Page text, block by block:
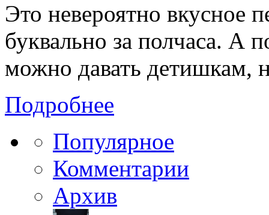
Это невероятно вкусное
буквально за полчаса. А
можно давать детишкам,
Подробнее
Популярное
Комментарии
Архив